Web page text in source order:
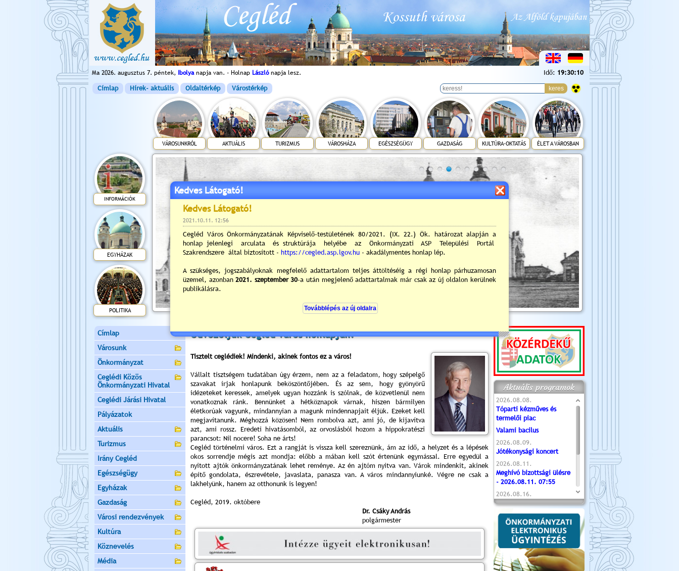
Ma 2026. augusztus 7. péntek, Ibolyanapja van. - Holnap Lászlónapja lesz. Idő: 19:30:12
Címlap Hírek- aktuális Oldaltérkép Várostérkép
VÁROSUNKRÓL AKTUÁLIS TURIZMUS VÁROSHÁZA EGÉSZSÉGÜGY GAZDASÁG KULTÚRA-OKTATÁS ÉLET A VÁROSBAN
INFORMÁCIÓK
Egykori Árpád tér
EGYHÁZAK
POLITIKA
Címlap
Városunk
Önkormányzat
Ceglédi Közös
Önkormányzati Hivatal
Ceglédi Járási Hivatal
Pályázatok
Aktuális
Turizmus
Irány Cegléd
Egészségügy
Egyházak
Gazdaság
Városi rendezvények
Kultúra
Köznevelés
Média
Üdvözöljük Cegléd város honlapján!
Tisztelt ceglédiek! Mindenki, akinek fontos ez a város!
Vállalt tisztségem tudatában úgy érzem, nem az a feladatom, hogy szépelgő
szavakat írjak honlapunk beköszöntőjében. És az sem, hogy gyönyörű
idézeteket keressek, amelyek ugyan hozzánk is szólnak, de közvetlenül nem
vonatkoznak ránk. Bennünket a hétköznapok várnak, hiszen bármilyen
életkorúak vagyunk, mindannyian a magunk mindennapjait éljük. Ezeket kell
megjavítanunk. Méghozzá közösen! Nem rombolva azt, ami jó, de kijavítva
azt, ami rossz. Eredeti hivatásomból, azorvoslásból hozom a hippokratészi
parancsot: Nil nocere! Soha ne árts!
Cegléd történelmi város. Ezt a rangját is vissza kell szereznünk, ám az idő, a helyzet és a lépések
okos sorrendje mégis azt mondja: előbb a mában kell szót értenünk egymással. Erre egyedül a
nyitott ajtók önkormányzatának lehet reménye. Az én ajtóm nyitva van. Várok mindenkit, akinek
építő gondolata, észrevétele, javaslata, panasza van. A város mindannyiunké. Végre ne csak a
lakhelyünk, hanem az otthonunk is legyen!
Cegléd, 2019. októbere
Dr. Csáky András
polgármester
Aktuális programok
2026.08.08.
Tóparti kézműves és
termelői piac
Valami bacilus
2026.08.09.
Jótékonysági koncert
2026.08.11.
Meghívó bizottsági ülésre
- 2026.08.11. 07:55
2026.08.16.
Újvárosi Közlekedési és
Sportnap
2026.08.19.
Ceglédi fotóklub kiállítás
2026.08.20.
Szent István Ünnepe
Kedves Látogató!